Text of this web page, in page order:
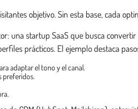
objetivo. Sin esta base, cada
una startup SaaS que busca
prácticos. El ejemplo destaca
adaptar el tono y el canal.
preferidos.